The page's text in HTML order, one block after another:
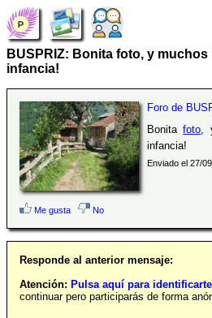
BUSPRIZ: Bonita foto, y
infancia!
Foro de
Bonitafoto,
infancia!
Enviado el 27/
Me gusta No
Responde al anterior mensaje:
Atención: Pulsa aquí para
continuar pero participarás de forma